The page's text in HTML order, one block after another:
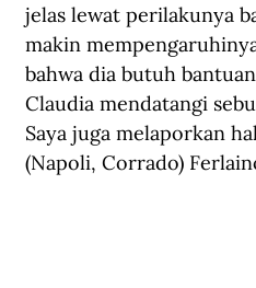
jelas lewat perilakunya
makin
bahwa dia butuh
Claudia mendatangi
Saya juga melaporkan
(Napoli, Corrado)